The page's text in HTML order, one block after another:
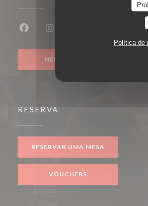
Política de
NEWSLETTER
RESERVA
RESERVAR UMA MESA
VOUCHERS